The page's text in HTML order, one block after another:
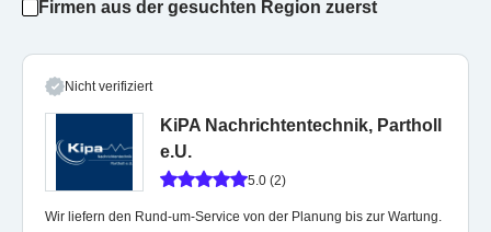
Firmen aus der gesuchten Region zuerst
Nicht verifiziert
KiPA Nachrichtentechnik, Partholl
e.U.
5.0 (2)
Wir liefern den Rund-um-Service von der Planung bis zur Wartung.